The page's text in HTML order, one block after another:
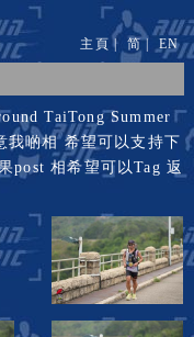
主頁 | 简| EN
TaiTong Summer
我啲相 希望可以支持下
post 相希望可以Tag 返